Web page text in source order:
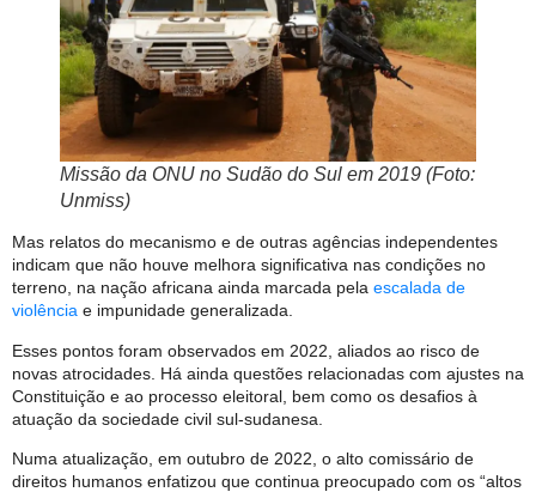
Missão da ONU no Sudão do Sul em 2019 (Foto:
Unmiss)
Mas relatos do mecanismo e de outras agências independentes
indicam que não houve melhora significativa nas condições no
terreno, na nação africana ainda marcada pela escalada de
violência e impunidade generalizada.
Esses pontos foram observados em 2022, aliados ao risco de
novas atrocidades. Há ainda questões relacionadas com ajustes na
Constituição e ao processo eleitoral, bem como os desafios à
atuação da sociedade civil sul-sudanesa.
Numa atualização, em outubro de 2022, o alto comissário de
direitos humanos enfatizou que continua preocupado com os “altos